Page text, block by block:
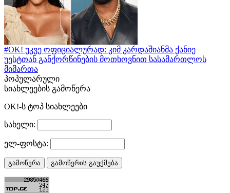
#OK! უკვე ოფიციალურად: კიმ კარდაშიანმა ქანიე
უესტთან განქორწინების მოთხოვნით სასამართლოს
მიმართა
პოპულარული
სიახლეების გამოწერა
OK!-ს ტოპ სიახლეები
სახელი:
ელ-ფოსტა: